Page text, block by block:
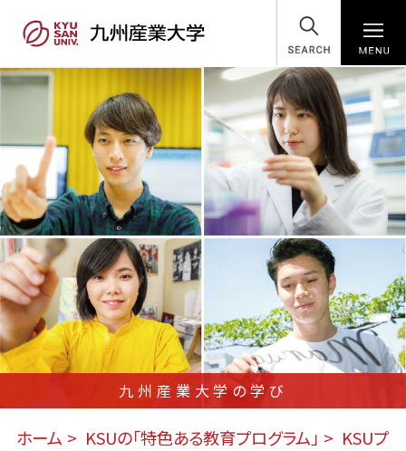
SEARCH
九州産業大学の学び
ホーム KSUの「特色ある教育プログラム」
KSUプ